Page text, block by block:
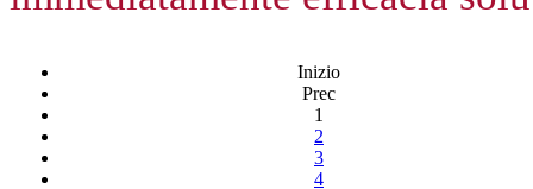
Inizio
Prec
1
2
3
4